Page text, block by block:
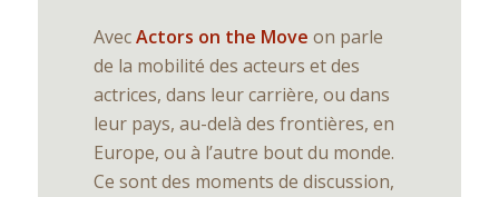
AvecActors on the Move on parle
de la mobilité des acteurs et des
actrices, dans leur carrière, ou dans
leur pays, au-delà des frontières, en
Europe, ou à l’autre bout du monde.
Ce sont des moments de discussion,